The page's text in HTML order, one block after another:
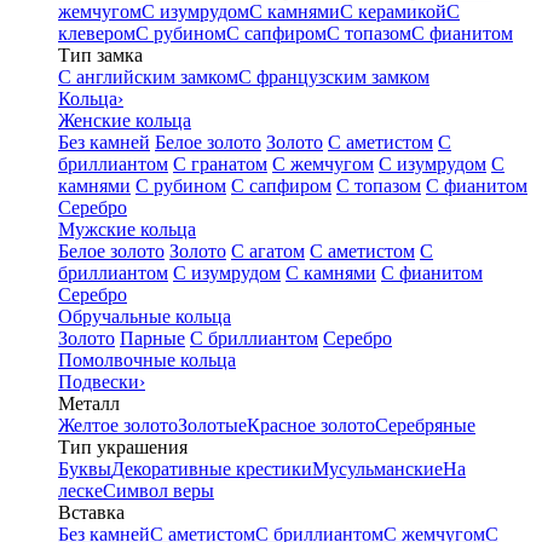
жемчугомС изумрудомС камнямиС керамикойС
клеверомС рубиномС сапфиромС топазомС фианитом
Тип замка
С английским замкомС французским замком
Кольца›
Женские кольца
Без камней Белое золото Золото С аметистом С
бриллиантом С гранатом С жемчугом С изумрудом С
камнями С рубином С сапфиром С топазом С фианитом
Серебро
Мужские кольца
Белое золото Золото С агатом С аметистом С
бриллиантом С изумрудом С камнями С фианитом
Серебро
Обручальные кольца
Золото Парные С бриллиантом Серебро
Помолвочные кольца
Подвески›
Металл
Желтое золотоЗолотыеКрасное золотоСеребряные
Тип украшения
БуквыДекоративные крестикиМусульманскиеНа
лескеСимвол веры
Вставка
Без камнейС аметистомС бриллиантомС жемчугомС